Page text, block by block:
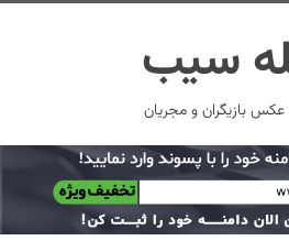
سیب
عکس بازیگران و مجریان